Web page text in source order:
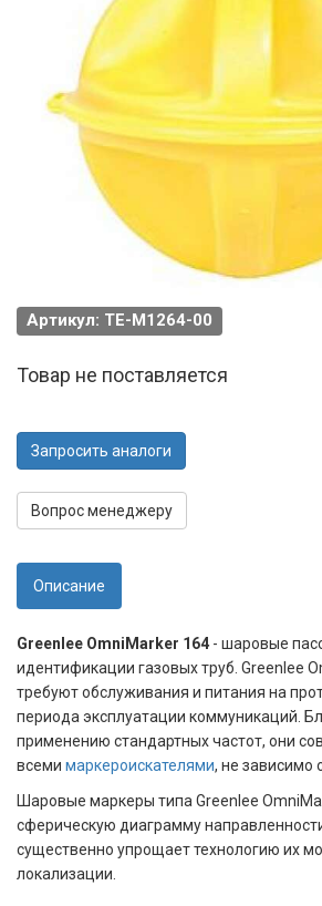
Артикул: TE-M1264-00
Товар не поставляется
Запросить аналоги
Вопрос менеджеру
Описание
Greenlee OmniMarker 164 - шаровые
идентификации газовых труб. Greenlee
требуют обслуживания и питания на
периода эксплуатации коммуникаций.
применению стандартных частот, они
всеми маркероискателями, не зависимо
Шаровые маркеры типа Greenlee
сферическую диаграмму
существенно упрощает технологию их
локализации.